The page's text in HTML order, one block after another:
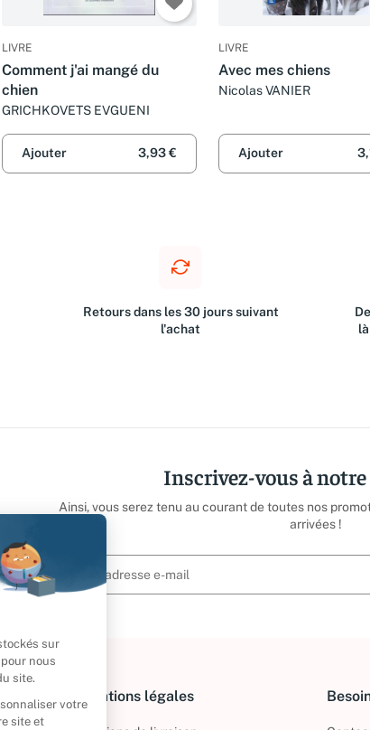
LIVRE
Comment j'ai mangé du
chien
GRICHKOVETS EVGUENI
Ajouter 3,93 €
LIVRE
Avec mes chiens
Nicolas VANIER
Ajouter
Retours dans les 30 jours suivant
l'achat
Inscrivez-vous à
Ainsi, vous serez tenu au courant de toutes nos
arrivées !
Informations légales